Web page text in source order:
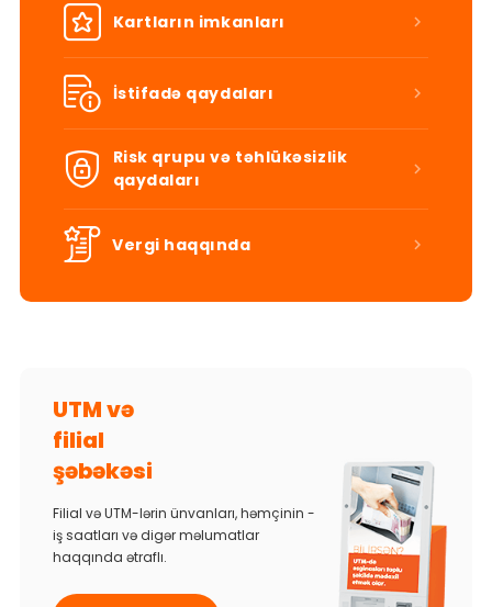
Kartların imkanları
İstifadə qaydaları
Risk qrupu və təhlükəsizlik
qaydaları
Vergi haqqında
UTM və
filial
şəbəkəsi
Filial və UTM-lərin ünvanları, həmçinin -
iş saatları və digər məlumatlar
haqqında ətraflı.